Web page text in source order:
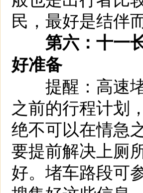
民，最好是结伴
第六：十一
好准备
提醒：高速堵
之前的行程计划
绝不可以在情急
要提前解决上厕
好。堵车路段可